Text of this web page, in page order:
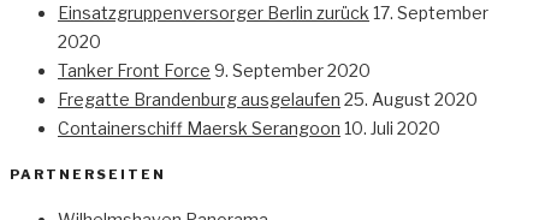
Einsatzgruppenversorger Berlin zurück 17. September
2020
Tanker Front Force 9. September 2020
Fregatte Brandenburg ausgelaufen 25. August 2020
Containerschiff Maersk Serangoon 10. Juli 2020
PARTNERSEITEN